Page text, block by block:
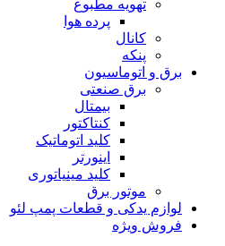
تهویه مطبوع
پرده هوا
کانال
پنکه
برق و اتوماسیون
برق صنعتی
بیمتال
کنتاکتور
کلید اتوماتیک
اینورتر
کلید مینیاتوری
موتور برق
لوازم یدکی و قطعات پمپ لئو
فروش ویژه